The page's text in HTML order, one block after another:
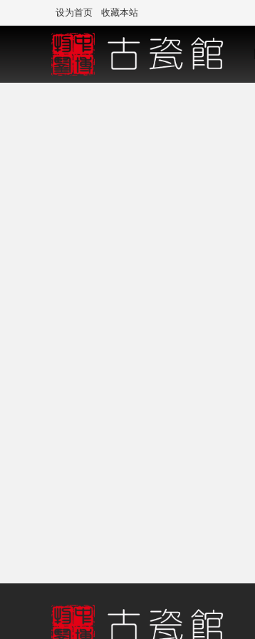
设为首页 收藏本站